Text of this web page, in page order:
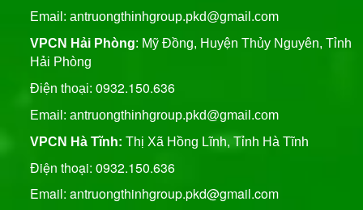
Email: antruongthinhgroup.pkd@gmail.com
VPCN Hải Phòng: Mỹ Đồng, Huyện Thủy Nguyên, Tỉnh
Hải Phòng
Điện thoại: 0932.150.636
Email: antruongthinhgroup.pkd@gmail.com
VPCN Hà Tĩnh: Thị Xã Hồng Lĩnh, Tỉnh Hà Tĩnh
Điện thoại: 0932.150.636
Email: antruongthinhgroup.pkd@gmail.com